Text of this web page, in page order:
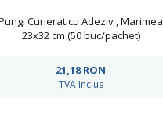
Curierat cu Adeziv , Marimea
23x32 cm (50 buc/pachet)
21,18RON
TVA Inclus